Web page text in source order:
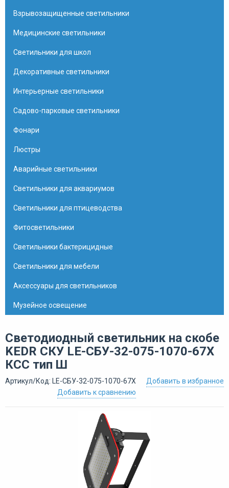
Взрывозащищенные светильники
Медицинские светильники
Светильники для школ
Декоративные светильники
Интерьерные светильники
Садово-парковые светильники
Фонари
Люстры
Аварийные светильники
Светильники для аквариумов
Светильники для птицеводства
Фитосветильники
Светильники бактерицидные
Светильники для мебели
Аксессуары для светильников
Музейное освещение
Светодиодный светильник на скобе
KEDR СКУ LE-СБУ-32-075-1070-67Х
КСС тип Ш
Артикул/Код: LE-СБУ-32-075-1070-67Х
Добавить в избранное
Добавить к сравнению